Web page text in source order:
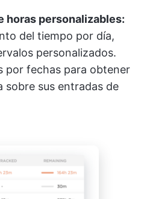
horas personalizables:
del tiempo por día,
personalizados.
por fechas para obtener
sobre sus entradas de